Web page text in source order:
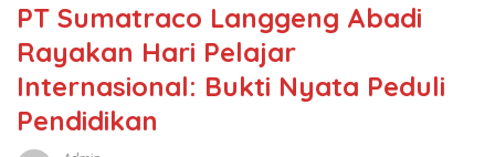
PT Sumatraco Langgeng Abadi
Rayakan Hari Pelajar
Internasional: Bukti Nyata Peduli
Pendidikan